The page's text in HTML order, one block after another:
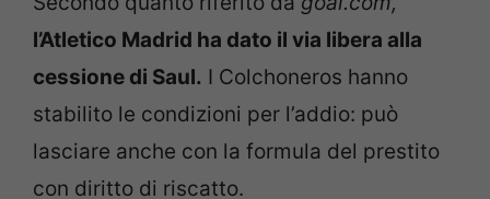
l’Atletico Madrid ha dato il via libera alla
cessione di Saul. I Colchoneros hanno
stabilito le condizioni per l’addio: può
lasciare anche con la formula del prestito
con diritto di riscatto.